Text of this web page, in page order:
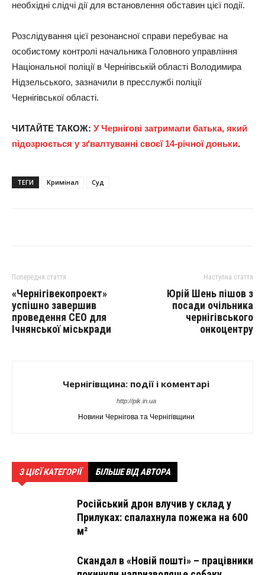
необхідні слідчі дії для встановлення обставин цієї події.
Розслідування цієї резонансної справи перебуває на
особистому контролі начальника Головного управління
Національної поліції в Чернігівській області Володимира
Нідзельського, зазначили в пресслужбі поліції
Чернігівської області.
ЧИТАЙТЕ ТАКОЖ: У Чернігові затримали батька, який
підозрюється у зґвалтуванні своєї 14-річної доньки.
ТЕГИ Кримінал Суд
Попередня стаття
«Чернігівекопроект»
успішно завершив
проведення СЕО для
Ічнянської міськради
Наступна стаття
Юрій Шень пішов з
посади очільника
чернігівського
онкоцентру
Чернігівщина: події і коментарі
http://pik.in.ua
Новини Чернігова та Чернігівщини
З ЦІЄЇ КАТЕГОРІЇ БІЛЬШЕ ВІД АВТОРА
Російський дрон влучив у склад у
Прилуках: спалахнула пожежа на 600
м²
Скандал в «Новій пошті» – працівники